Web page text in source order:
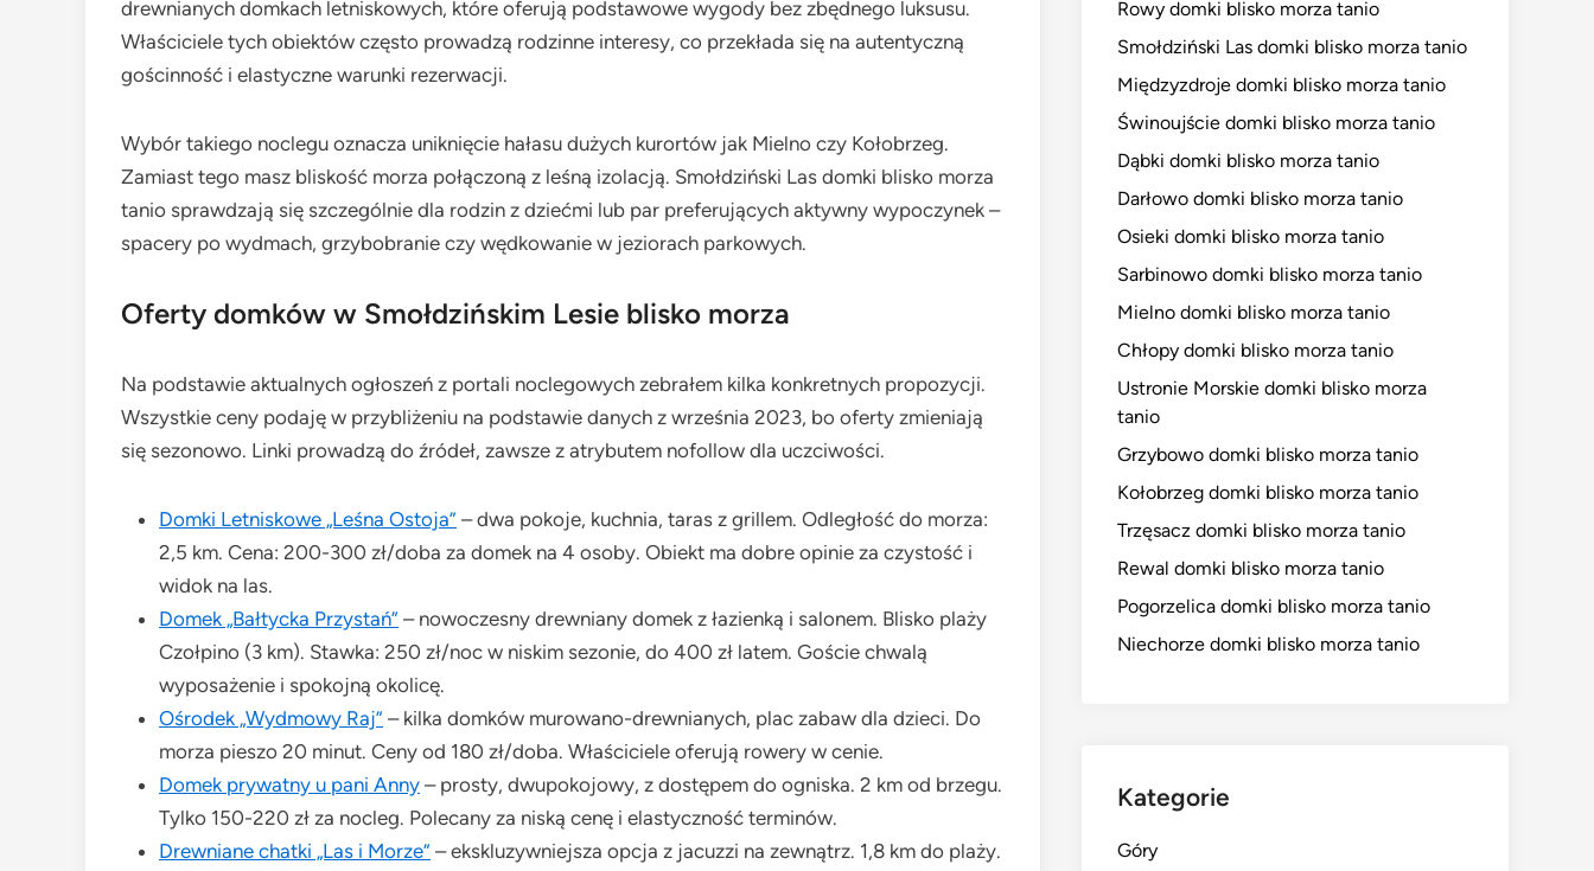
drewnianych domkach letniskowych, które oferują podstawowe wygody bez zbędnego luksusu.
Właściciele tych obiektów często prowadzą rodzinne interesy, co przekłada się na autentyczną
gościnność i elastyczne warunki rezerwacji.
Wybór takiego noclegu oznacza uniknięcie hałasu dużych kurortów jak Mielno czy Kołobrzeg.
Zamiast tego masz bliskość morza połączoną z leśną izolacją. Smołdziński Las domki blisko morza
tanio sprawdzają się szczególnie dla rodzin z dziećmi lub par preferujących aktywny wypoczynek –
spacery po wydmach, grzybobranie czy wędkowanie w jeziorach parkowych.
Oferty domków w Smołdzińskim Lesie blisko morza
Na podstawie aktualnych ogłoszeń z portali noclegowych zebrałem kilka konkretnych propozycji.
Wszystkie ceny podaję w przybliżeniu na podstawie danych z września 2023, bo oferty zmieniają
się sezonowo. Linki prowadzą do źródeł, zawsze z atrybutem nofollow dla uczciwości.
Domki Letniskowe „Leśna Ostoja” – dwa pokoje, kuchnia, taras z grillem. Odległość do morza:
2,5 km. Cena: 200-300 zł/doba za domek na 4 osoby. Obiekt ma dobre opinie za czystość i
widok na las.
Domek „Bałtycka Przystań” – nowoczesny drewniany domek z łazienką i salonem. Blisko plaży
Czołpino (3 km). Stawka: 250 zł/noc w niskim sezonie, do 400 zł latem. Goście chwalą
wyposażenie i spokojną okolicę.
Ośrodek „Wydmowy Raj” – kilka domków murowano-drewnianych, plac zabaw dla dzieci. Do
morza pieszo 20 minut. Ceny od 180 zł/doba. Właściciele oferują rowery w cenie.
Domek prywatny u pani Anny – prosty, dwupokojowy, z dostępem do ogniska. 2 km od brzegu.
Tylko 150-220 zł za nocleg. Polecany za niską cenę i elastyczność terminów.
Drewniane chatki „Las i Morze” – ekskluzywniejsza opcja z jacuzzi na zewnątrz. 1,8 km do plaży.
Rowy domki blisko morza tanio
Smołdziński Las domki blisko morza tanio
Międzyzdroje domki blisko morza tanio
Świnoujście domki blisko morza tanio
Dąbki domki blisko morza tanio
Darłowo domki blisko morza tanio
Osieki domki blisko morza tanio
Sarbinowo domki blisko morza tanio
Mielno domki blisko morza tanio
Chłopy domki blisko morza tanio
Ustronie Morskie domki blisko morza
tanio
Grzybowo domki blisko morza tanio
Kołobrzeg domki blisko morza tanio
Trzęsacz domki blisko morza tanio
Rewal domki blisko morza tanio
Pogorzelica domki blisko morza tanio
Niechorze domki blisko morza tanio
Kategorie
Góry